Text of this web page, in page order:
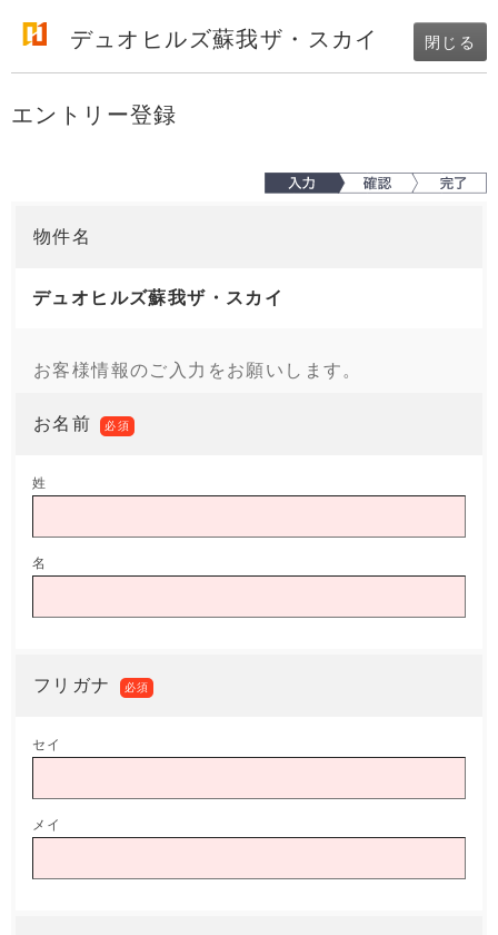
デュオヒルズ蘇我ザ・スカイ 閉じる
エントリー登録
物件名
デュオヒルズ蘇我ザ・スカイ
お客様情報のご入力をお願いします。
お名前 必須
姓
名
フリガナ 必須
セイ
メイ